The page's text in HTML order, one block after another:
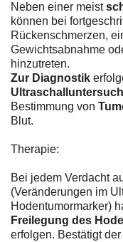
Neben einer meist
können bei
Rückenschmerzen,
Gewichtsabnahme
hinzutreten.
Zur Diagnostik
Bestimmung von
Blut.
Therapie:
Bei jedem Verdacht
(Veränderungen im
Hodentumormarker)
Freilegung des
erfolgen. Bestätigt